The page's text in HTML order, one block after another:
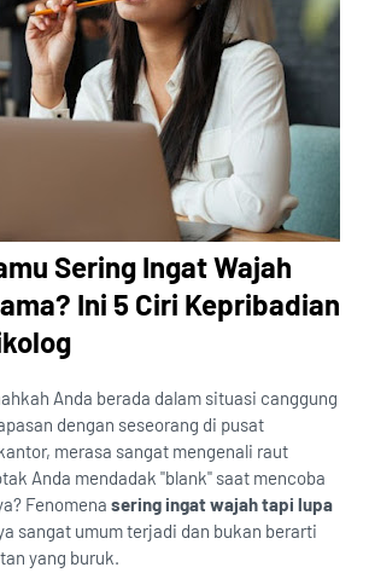
Sering Ingat Wajah
Ini 5 Ciri Kepribadian
Anda berada dalam situasi canggung
dengan seseorang di pusat
merasa sangat mengenali raut
Anda mendadak "blank" saat mencoba
Fenomena sering ingat wajah tapi lupa
sangat umum terjadi dan bukan berarti
yang buruk.